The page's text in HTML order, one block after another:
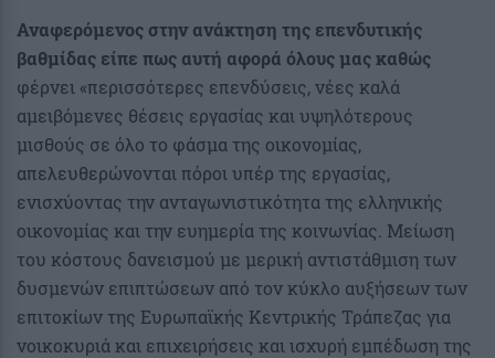
Αναφερόμενος στην ανάκτηση της επενδυτικής
βαθμίδας είπε πως αυτή αφορά όλους μας καθώς
φέρνει «περισσότερες επενδύσεις, νέες καλά
αμειβόμενες θέσεις εργασίας και υψηλότερους
μισθούς σε όλο το φάσμα της οικονομίας,
απελευθερώνονται πόροι υπέρ της εργασίας,
ενισχύοντας την ανταγωνιστικότητα της ελληνικής
οικονομίας και την ευημερία της κοινωνίας. Μείωση
του κόστους δανεισμού με μερική αντιστάθμιση των
δυσμενών επιπτώσεων από τον κύκλο αυξήσεων των
επιτοκίων της Ευρωπαϊκής Κεντρικής Τράπεζας για
νοικοκυριά και επιχειρήσεις και ισχυρή εμπέδωση της